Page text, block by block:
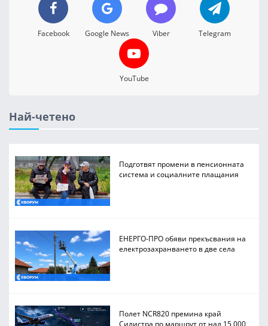
Facebook Google News Viber Telegram
YouTube
Най-четено
Подготвят промени в пенсионната
система и социалните плащания
ЕНЕРГО-ПРО обяви прекъсвания на
електрозахранването в две села
Полет NCR820 премина край
Силистра по маршрут от над 15 000